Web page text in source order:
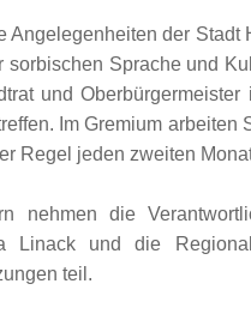
Angelegenheiten der
sorbischen Sprache und
und
Im Gremium
Regel jeden zweiten
nehmen die
Linack und die
teil.